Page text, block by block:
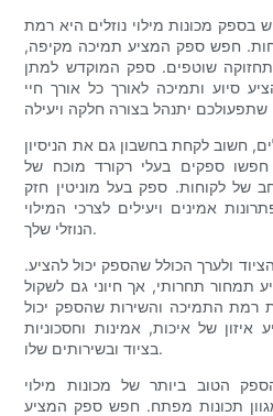
מכונות מילוי נוזלים היא רמת
חפש ספק המציע תמיכה מקיפה,
תחזוקה שוטפים. ספק המוקדש למתן
סיוע ותמיכה לאורך כל אורך חיי
חשוב לקחת בחשבון גם את הניסיון
ספקים בעלי רקורד מוכח של
של לקוחות. ספק בעל מוניטין חזק
אמינים ויעילים לצרכי המילוי
הנוזלי שלך.
ולערך הכולל שהספק יכול להציע.
תחרותי, אך חיוני גם לשקול
רמת התמיכה והשירות שהספק יכול
של איכות, אמינות וחסכוניות
בציוד ובשירותים שלו.
הטוב ביותר של מכונות מילוי
תכונות מפתח. חפש ספק המציע